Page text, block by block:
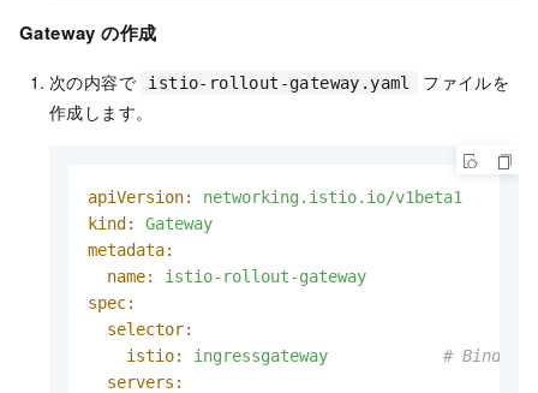
Gateway の作成
次の内容で istio-rollout-gateway.yaml
ファイルを
作成します。
apiVersion:
networking.istio.io/v1beta1
kind:
Gateway
metadata:
name:
istio-rollout-gateway
spec:
selector:
istio:
ingressgateway
# Binds
servers: